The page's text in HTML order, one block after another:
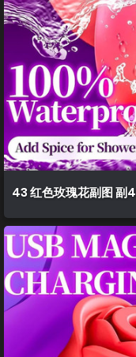
43 红色玫瑰花副图 副4